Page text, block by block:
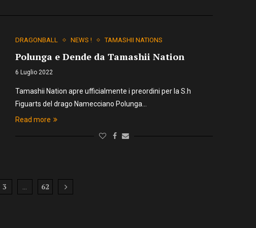
DRAGONBALL NEWS ! TAMASHII NATIONS
Polunga e Dende da Tamashii Nation
6 Luglio 2022
Tamashii Nation apre ufficialmente i preordini per la S.h
Figuarts del drago Namecciano Polunga…
Read more
3 62